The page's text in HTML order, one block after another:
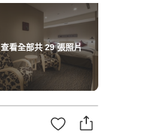
查看全部共29張照片